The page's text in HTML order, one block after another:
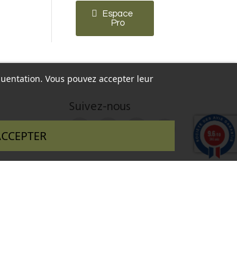
Espace
Pro
Vous pouvez accepter leur
Suivez-nous
9.6 /10
346 avis